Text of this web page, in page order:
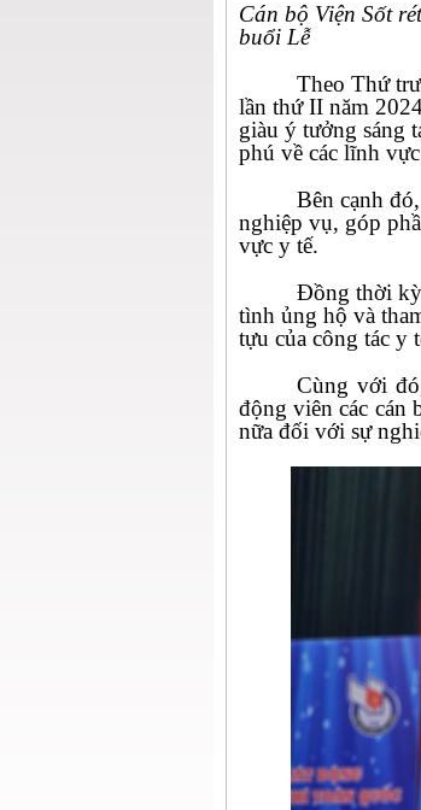
Cán bộ Viện Sốt
buổi Lễ
Theo Thứ
lần thứ II năm
giàu ý tưởng sáng
phú về các lĩnh
Bên cạnh
nghiệp vụ, góp
vực y tế.
Đồng thời kỳ
tình ủng hộ và
tựu của công tác y
Cùng với
động viên các cán
nữa đối với sự